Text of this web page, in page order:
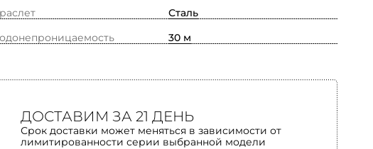
Сталь
30 м
ДОСТАВИМ ЗА 21 ДЕНЬ
Срок доставки может меняться в зависимости от
лимитированности серии выбранной модели